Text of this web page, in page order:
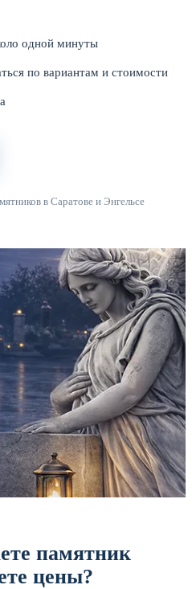
одной минуты
по вариантам и стоимости
в Саратове и Энгельсе
памятник
цены?